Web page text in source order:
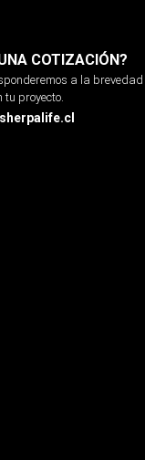
COTIZACIÓN?
a la
tu proyecto.